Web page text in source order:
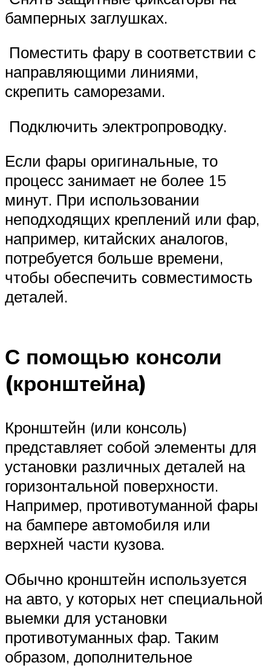
бамперных заглушках.
Поместить фару в соответствии с
направляющими линиями,
скрепить саморезами.
Подключить электропроводку.
Если фары оригинальные, то
процесс занимает не более 15
минут. При использовании
неподходящих креплений или фар,
например, китайских аналогов,
потребуется больше времени,
чтобы обеспечить совместимость
деталей.
С помощью консоли
(кронштейна)
Кронштейн (или консоль)
представляет собой элементы для
установки различных деталей на
горизонтальной поверхности.
Например, противотуманной фары
на бампере автомобиля или
верхней части кузова.
Обычно кронштейн используется
на авто, у которых нет специальной
выемки для установки
противотуманных фар. Таким
образом, дополнительное